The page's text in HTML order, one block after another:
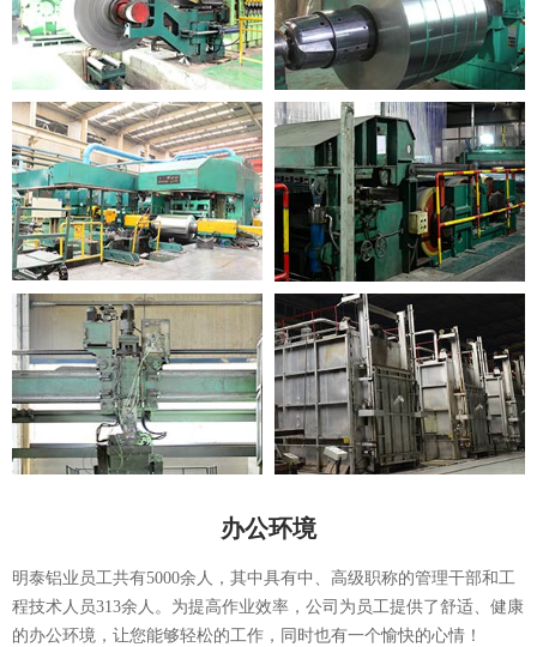
办公环境
明泰铝业员工共有5000余人，其中具有中、高级职称的管理干部和工
程技术人员313余人。为提高作业效率，公司为员工提供了舒适、健康
的办公环境，让您能够轻松的工作，同时也有一个愉快的心情！